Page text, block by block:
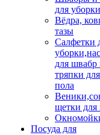
для уборки
Вёдра,
тазы
Салфетки
для швабр
тряпки
пола
щетки для
Посуда для